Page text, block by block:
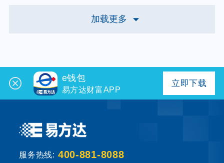
加载更多
e钱包
易方达财富APP
立即下载
服务热线: 400-881-8088